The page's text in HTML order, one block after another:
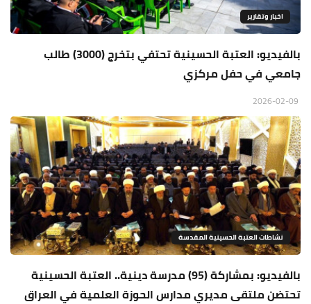
اخبار وتقارير
بالفيديو: العتبة الحسينية تحتفي بتخرج (3000) طالب
جامعي في حفل مركزي
نشاطات العتبة الحسينية المقدسة
بالفيديو: بمشاركة (95) مدرسة دينية.. العتبة الحسينية
تحتضن ملتقى مديري مدارس الحوزة العلمية في العراق